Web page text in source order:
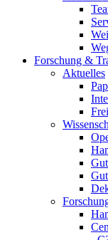
Forschung &
Aktuelles